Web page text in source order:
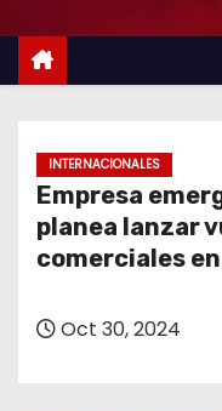
INTERNACIONALES
Empresa
planea lanzar
comerciales
Oct 30, 2024